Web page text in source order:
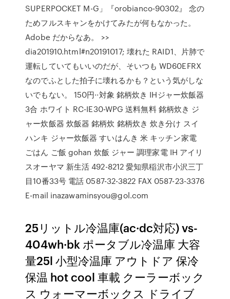
SUPERPOCKET M-G」『orobianco-90302』 念の
ためフルスキャンをかけてみたが何もなかった。
Adobe だからなあ。 >>
dia201910.html#n20191017; 壊れた RAID1、片肺で
運転していてもいいのだが、そいつも WD60EFRX
なのでふとした拍子に壊れるかも？という気がしな
いでもない。 150円··対象 銘柄炊き IHジャー炊飯器
3合 ホワイト RC-IE30-WPG 送料無料 銘柄炊き ジ
ャー炊飯器 炊飯器 銘柄炊 銘柄炊き 炊き分け スイ
ハンキ ジャー炊飯器 すいはんき 米 キッチン家電
ごはん ご飯 gohan 炊飯 ジャー 調理家電 IH アイリ
スオーヤマ 新生活 492-8212 愛知県稲沢市小沢三丁
目10番33号 電話 0587-32-3822 FAX 0587-23-3376
E-mail inazawaminsyou@gol.com
25リットル冷温庫(ac·dc対応) vs-
404wh·bk ポータブル冷温庫 大容
量25l 小型冷温庫 アウトドア 保冷
保温 hot cool 車載 クーラーボック
ス ウォーマーボックス ドライブ